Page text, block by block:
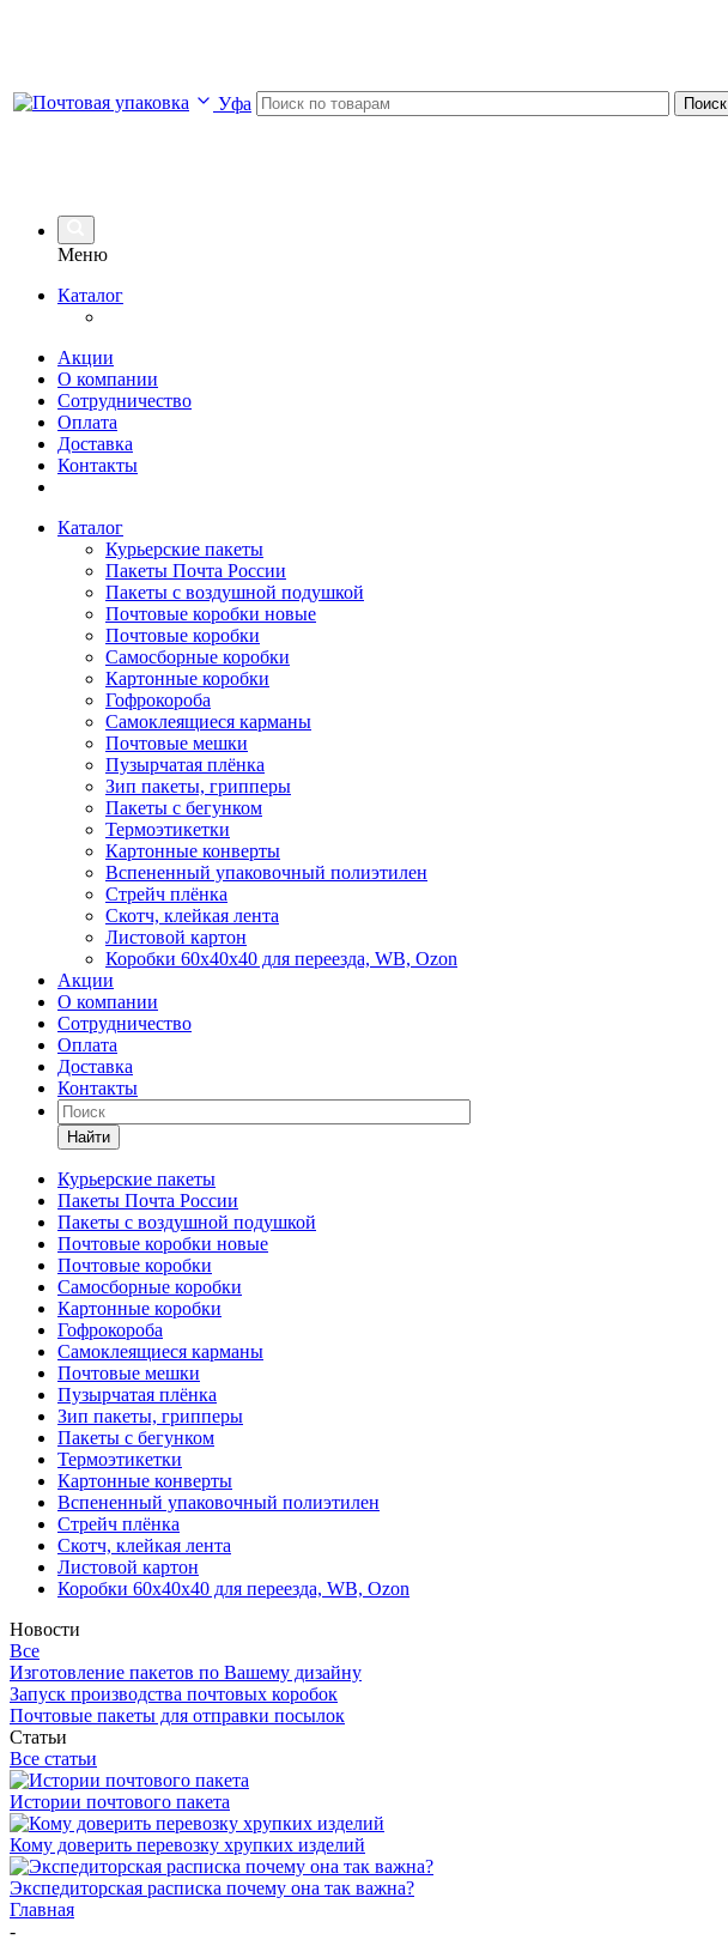
Уфа
Меню
Каталог
Акции
О компании
Сотрудничество
Оплата
Доставка
Контакты
Каталог
Курьерские пакеты
Пакеты Почта России
Пакеты с воздушной подушкой
Почтовые коробки новые
Почтовые коробки
Самосборные коробки
Картонные коробки
Гофрокороба
Самоклеящиеся карманы
Почтовые мешки
Пузырчатая плёнка
Зип пакеты, грипперы
Пакеты с бегунком
Термоэтикетки
Картонные конверты
Вспененный упаковочный полиэтилен
Стрейч плёнка
Скотч, клейкая лента
Листовой картон
Коробки 60х40х40 для переезда, WB, Ozon
Акции
О компании
Сотрудничество
Оплата
Доставка
Контакты
Найти
Курьерские пакеты
Пакеты Почта России
Пакеты с воздушной подушкой
Почтовые коробки новые
Почтовые коробки
Самосборные коробки
Картонные коробки
Гофрокороба
Самоклеящиеся карманы
Почтовые мешки
Пузырчатая плёнка
Зип пакеты, грипперы
Пакеты с бегунком
Термоэтикетки
Картонные конверты
Вспененный упаковочный полиэтилен
Стрейч плёнка
Скотч, клейкая лента
Листовой картон
Коробки 60х40х40 для переезда, WB, Ozon
Новости
Все
Изготовление пакетов по Вашему дизайну
Запуск производства почтовых коробок
Почтовые пакеты для отправки посылок
Статьи
Все статьи
Истории почтового пакета
Кому доверить перевозку хрупких изделий
Экспедиторская расписка почему она так важна?
Главная
-